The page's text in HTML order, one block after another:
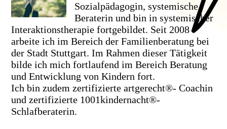
Sozialpädagogin, systemische
Beraterin und bin in systemischer
Interaktionstherapie fortgebildet. Seit 2008
arbeite ich im Bereich der Familienberatung bei
der Stadt Stuttgart. Im Rahmen dieser Tätigkeit
bilde ich mich fortlaufend im Bereich Beratung
und Entwicklung von Kindern fort.
Ich bin zudem zertifizierte artgerecht®- Coachin
und zertifizierte 1001kindernacht®-
Schlafberaterin.